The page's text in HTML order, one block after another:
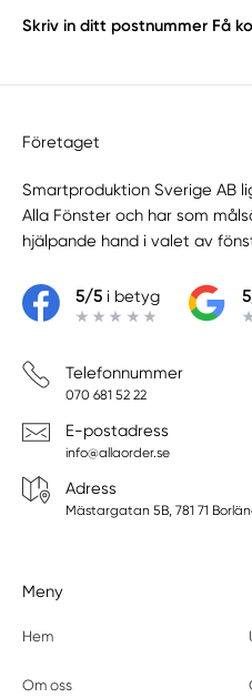
Skriv in ditt postnummer Få
Företaget
Smartproduktion Sverige AB
Alla Fönster och har som
hjälpande hand i valet av
5/5i betyg
Telefonnummer
070 681 52 22
E-postadress
info@allaorder.se
Adress
Mästargatan 5B, 781 71
Meny
Hem
Om oss